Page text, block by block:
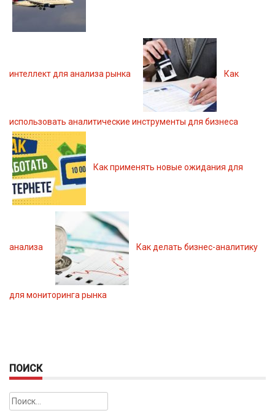
интеллект для анализа рынка Как
использовать аналитические инструменты для бизнеса
Как применять новые ожидания для
анализа Как делать бизнес-аналитику
для мониторинга рынка
ПОИСК
Найти: